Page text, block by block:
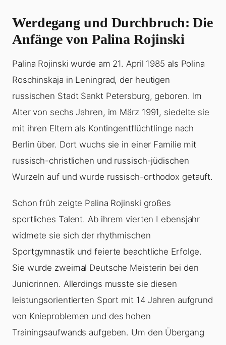
Werdegang und Durchbruch: Die
Anfänge von Palina Rojinski
Palina Rojinski wurde am 21. April 1985 als Polina
Roschinskaja in Leningrad, der heutigen
russischen Stadt Sankt Petersburg, geboren. Im
Alter von sechs Jahren, im März 1991, siedelte sie
mit ihren Eltern als Kontingentflüchtlinge nach
Berlin über. Dort wuchs sie in einer Familie mit
russisch-christlichen und russisch-jüdischen
Wurzeln auf und wurde russisch-orthodox getauft.
Schon früh zeigte Palina Rojinski großes
sportliches Talent. Ab ihrem vierten Lebensjahr
widmete sie sich der rhythmischen
Sportgymnastik und feierte beachtliche Erfolge.
Sie wurde zweimal Deutsche Meisterin bei den
Juniorinnen. Allerdings musste sie diesen
leistungsorientierten Sport mit 14 Jahren aufgrund
von Knieproblemen und des hohen
Trainingsaufwands aufgeben. Um den Übergang